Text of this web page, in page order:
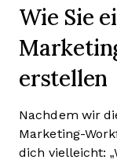
Wie Sie
erstellen
Nachdem wir
Marketing-
dich vielleicht: